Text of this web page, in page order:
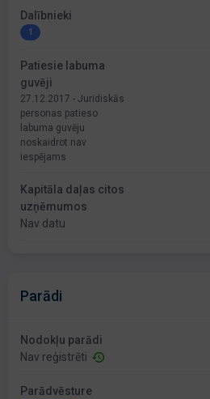
Dalībnieki
1
Patiesie labuma
guvēji
27.12.2017 - Juridiskās
personas patieso
labuma guvēju
noskaidrot nav
iespējams
Kapitāla daļas citos
uzņēmumos
Nav datu
Parādi
Nodokļu parādi
Nav reģistrēti
Parādvēsture